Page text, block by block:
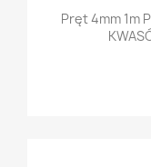
Pręt 4mm 1m